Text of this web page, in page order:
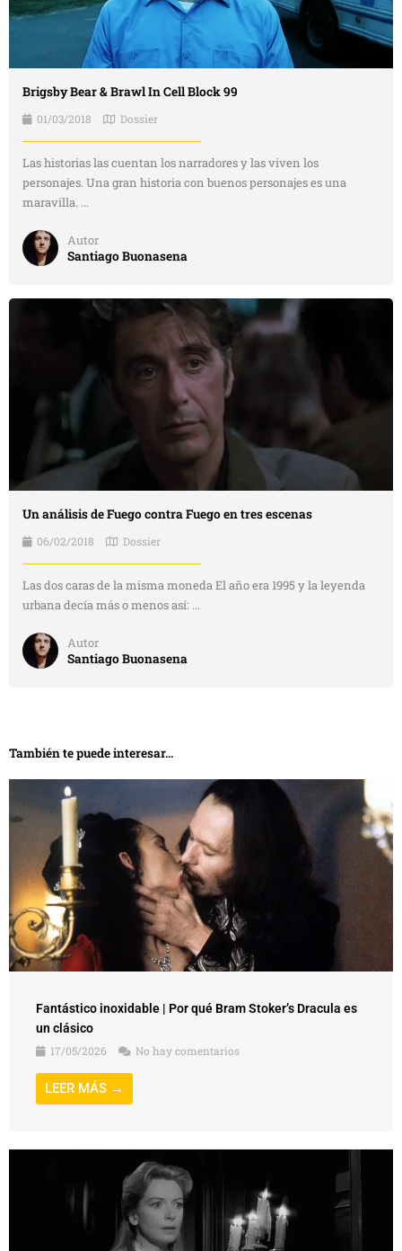
Brigsby Bear & Brawl In Cell Block 99
01/03/2018 Dossier
Las historias las cuentan los narradores y las viven los
personajes. Una gran historia con buenos personajes es una
maravilla. ...
Autor
Santiago Buonasena
Un análisis de Fuego contra Fuego en tres escenas
06/02/2018 Dossier
Las dos caras de la misma moneda El año era 1995 y la leyenda
urbana decía más o menos así: ...
Autor
Santiago Buonasena
También te puede interesar...
Fantástico inoxidable | Por qué Bram Stoker’s Dracula es
un clásico
17/05/2026
No hay comentarios
LEER MÁS →